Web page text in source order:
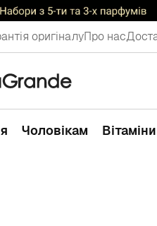
оригіналуПро нас
Чоловікам